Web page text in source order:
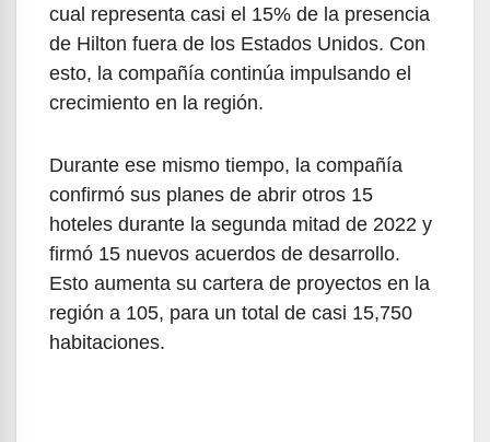
cual representa casi el 15% de la presencia
de Hilton fuera de los Estados Unidos. Con
esto, la compañía continúa impulsando el
crecimiento en la región.
Durante ese mismo tiempo, la compañía
confirmó sus planes de abrir otros 15
hoteles durante la segunda mitad de 2022 y
firmó 15 nuevos acuerdos de desarrollo.
Esto aumenta su cartera de proyectos en la
región a 105, para un total de casi 15,750
habitaciones.